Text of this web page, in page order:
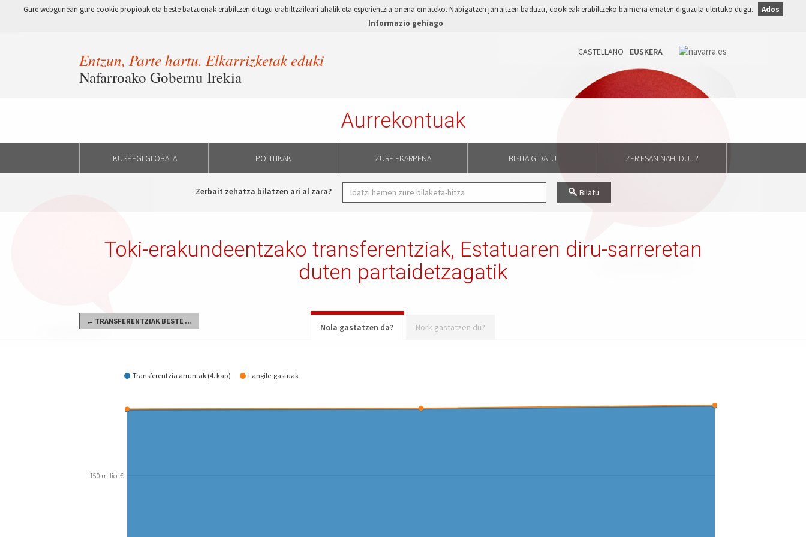
Gure webgunean gure cookie propioak eta beste batzuenak erabiltzen ditugu erabiltzaileari ahalik eta esperientzia onena emateko. Nabigatzen jarraitzen baduzu, cookieak erabiltzeko baimena ematen diguzula ulertuko dugu.
Ados
Informazio gehiago
Entzun, Parte hartu. Elkarrizketak eduki
Nafarroako Gobernu Irekia
Aurrekontuak
IKUSPEGI GLOBALA POLITIKAK ZURE EKARPENA BISITA GIDATU ZER ESAN NAHI DU...?
Zerbait zehatza bilatzen ari al zara? Bilatu
← TRANSFERENTZIAK BESTE ADMINISTRAZIO PUBLIKO BATZUETARA
Toki-erakundeentzako transferentziak, Estatuaren diru-sarreretan
duten partaidetzagatik
Nola gastatzen da? Nork gastatzen du?
Transferentzia arruntak (4. kap) Langile-gastuak
150 milioi €